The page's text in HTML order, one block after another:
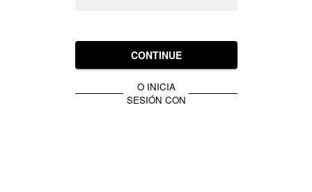
CONTINUE
O INICIA
SESIÓN CON